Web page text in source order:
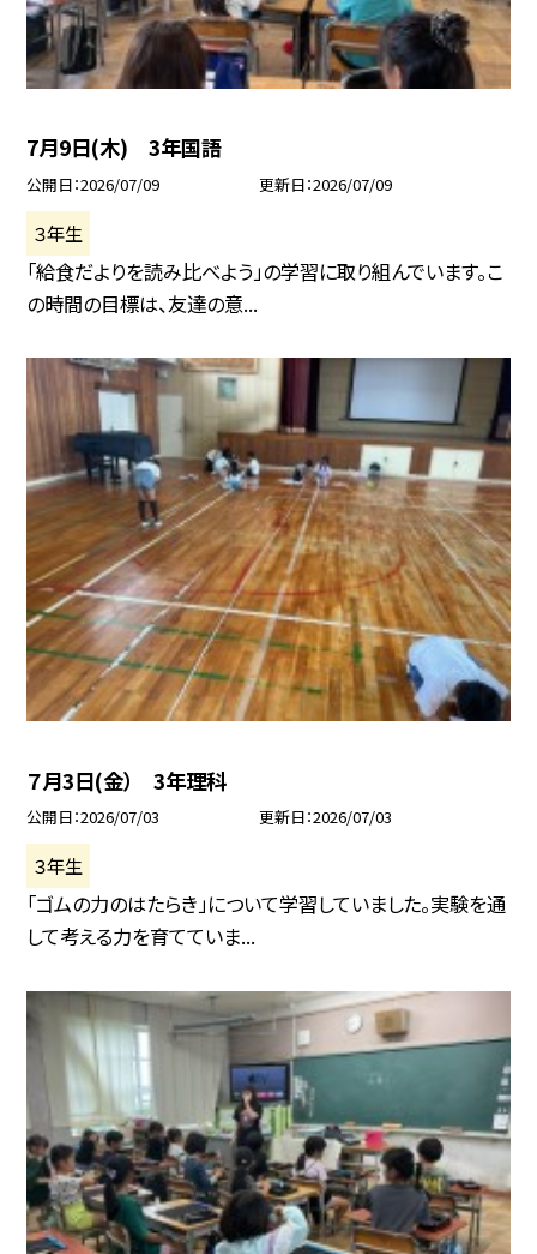
7月9日(木) 3年国語
公開日 2026/07/09 更新日 2026/07/09
３年生
「給食だよりを読み比べよう」の学習に取り組んでいます。こ
の時間の目標は、友達の意...
７月3日(金） 3年理科
公開日 2026/07/03 更新日 2026/07/03
３年生
「ゴムの力のはたらき」について学習していました。実験を通
して考える力を育てていま...